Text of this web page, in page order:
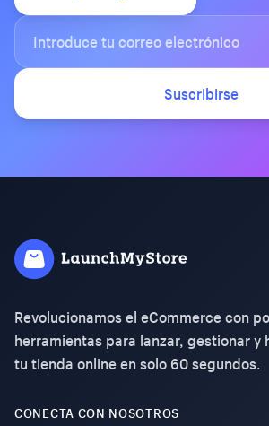
Suscribirse
Revolucionamos el eCommerce con
herramientas para lanzar, gestionar y
tu tienda online en solo 60 segundos.
CONECTA CON NOSOTROS